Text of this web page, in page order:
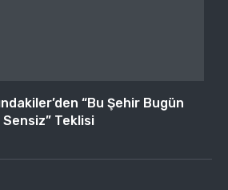
“Bu Şehir Bugün
Sensiz” Teklisi